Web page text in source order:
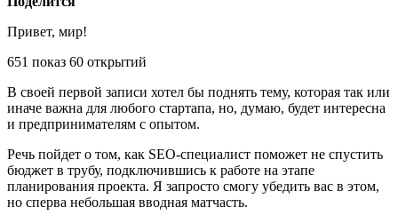
Привет, мир!
651 показ 60 открытий
В своей первой записи хотел бы поднять тему, которая так или
иначе важна для любого стартапа, но, думаю, будет интересна
и предпринимателям с опытом.
Речь пойдет о том, как SEO-специалист поможет не спустить
бюджет в трубу, подключившись к работе на этапе
планирования проекта. Я запросто смогу убедить вас в этом,
но сперва небольшая вводная матчасть.